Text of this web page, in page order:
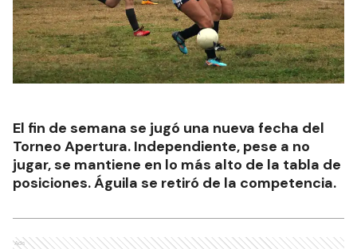
El fin de semana se jugó una nueva fecha del
Torneo Apertura. Independiente, pese a no
jugar, se mantiene en lo más alto de la tabla de
posiciones. Águila se retiró de la competencia.
Ads